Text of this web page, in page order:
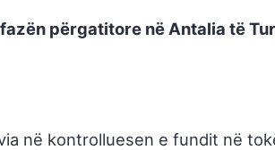
përgatitore në Antalia të
në kontrolluesen e fundit në